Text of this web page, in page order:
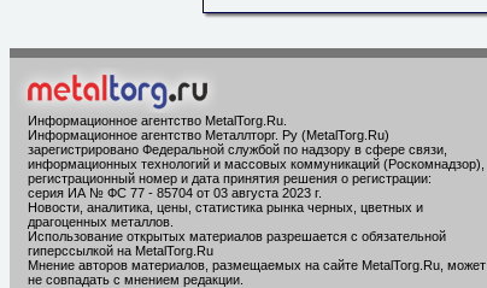
Информационное агентство MetalTorg.Ru
Информационное агентство Металлторг. Ру (MetalTorg.Ru)
зарегистрировано Федеральной службой по надзору в сфере связи,
информационных технологий и массовых коммуникаций (Роскомнадзор),
регистрационный номер и дата принятия решения о регистрации:
серия ИА № ФС 77 - 85704 от 03 августа 2023 г.
Новости, аналитика, цены, статистика рынка черных, цветных и
драгоценных металлов.
Использование открытых материалов разрешается с обязательной
гиперссылкой на MetalTorg.Ru
Мнение авторов материалов, размещаемых на сайте MetalTorg.Ru, может
не совпадать с мнением редакции.